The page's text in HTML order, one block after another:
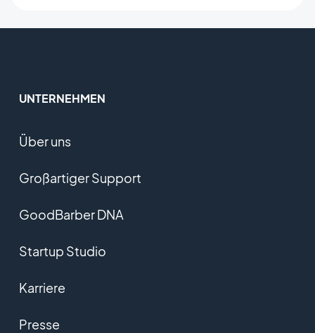
UNTERNEHMEN
Über uns
Großartiger Support
GoodBarber DNA
Startup Studio
Karriere
Presse